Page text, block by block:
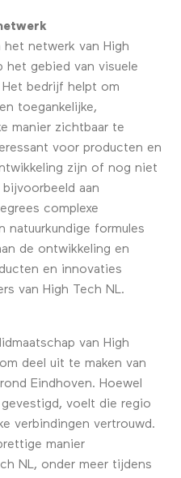
het netwerk van High
het gebied van visuele
bedrijf helpt om
toegankelijke,
manier zichtbaar te
voor producten en
zijn of nog niet
aan
complexe
natuurkundige formules
de ontwikkeling en
en innovaties
van High Tech NL.
van High
deel uit te maken van
Eindhoven. Hoewel
voelt die regio
verbindingen vertrouwd.
manier
NL, onder meer tijdens